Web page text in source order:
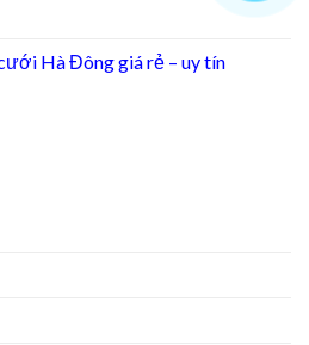
Hà Đông giá rẻ – uy tín